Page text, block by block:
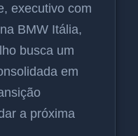
executivo com
BMW Itália,
busca um
em
a próxima